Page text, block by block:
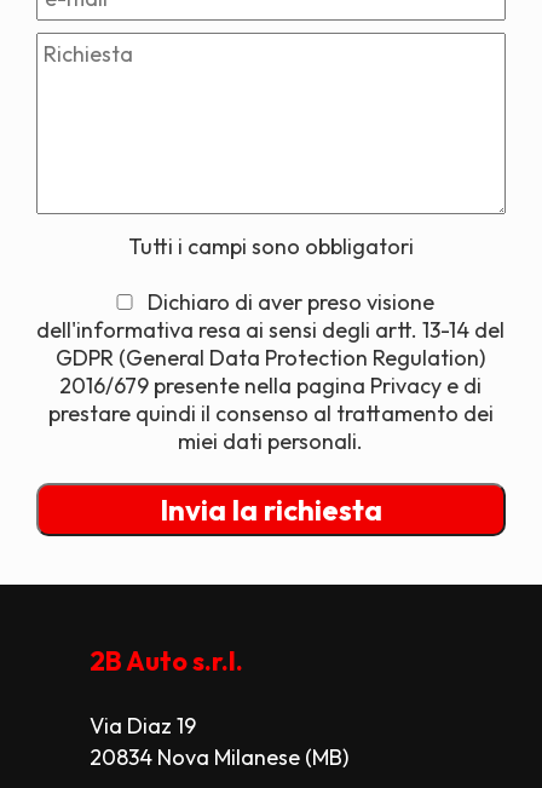
Tutti i campi sono obbligatori
Dichiaro di aver preso visione
dell'informativa resa ai sensi degli artt. 13-14 del
GDPR (General Data Protection Regulation)
2016/679 presente nella pagina Privacy e di
prestare quindi il consenso al trattamento dei
miei dati personali.
2B Auto s.r.l.
Via Diaz 19
20834 Nova Milanese (MB)